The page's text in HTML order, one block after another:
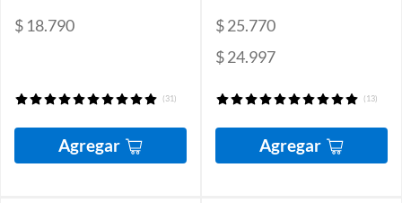
$ 18.790
(31)
Agregar
$ 25.770
$ 24.997
(13)
Agregar